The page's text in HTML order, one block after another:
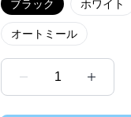
ブラック ホワイト
オートミール
1